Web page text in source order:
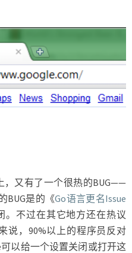
，又有了一个很热的BUG——
BUG是的《Go语言更名Issue
。不过在其它地方还在热议
说，90%以上的程序员反对
以给一个设置关闭或打开这